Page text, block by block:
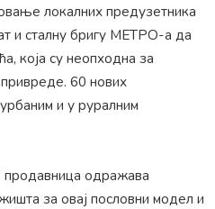
локалних предузетника
и сталну бригу МЕТРО-а да
која су неопходна за
60 нових
и у руралним
одражава
за овај пословни модел и